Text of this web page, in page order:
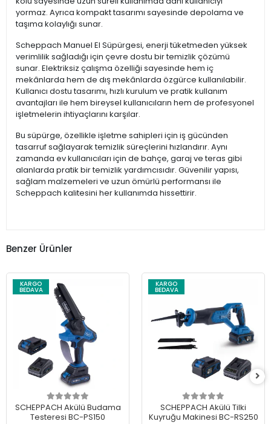
yormaz. Ayrıca kompakt tasarımı sayesinde depolama ve
taşıma kolaylığı sunar.
Scheppach Manuel El Süpürgesi, enerji tüketmeden yüksek
verimlilik sağladığı için çevre dostu bir temizlik çözümü
sunar. Elektriksiz çalışma özelliği sayesinde hem iç
mekânlarda hem de dış mekânlarda özgürce kullanılabilir.
Kullanıcı dostu tasarımı, hızlı kurulum ve pratik kullanım
avantajları ile hem bireysel kullanıcıların hem de profesyonel
işletmelerin ihtiyaçlarını karşılar.
Bu süpürge, özellikle işletme sahipleri için iş gücünden
tasarruf sağlayarak temizlik süreçlerini hızlandırır. Aynı
zamanda ev kullanıcıları için de bahçe, garaj ve teras gibi
alanlarda pratik bir temizlik yardımcısıdır. Güvenilir yapısı,
sağlam malzemeleri ve uzun ömürlü performansı ile
Scheppach kalitesini her kullanımda hissettirir.
Benzer Ürünler
KARGO
BEDAVA
SCHEPPACH Akülü Budama
Testeresi BC-PS150
KARGO
BEDAVA
SCHEPPACH Akülü Tilki
Kuyruğu Makinesi BC-RS250